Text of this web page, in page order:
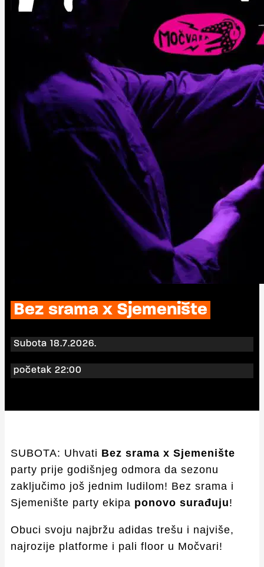
Bez srama x Sjemenište
Subota 18.7.2026.
početak 22:00
SUBOTA: Uhvati Bez srama x Sjemenište
party prije godišnjeg odmora da sezonu
zaključimo još jednim ludilom! Bez srama i
Sjemenište party ekipa ponovo surađuju!
Obuci svoju najbržu adidas trešu i najviše,
najrozije platforme i pali floor u Močvari!